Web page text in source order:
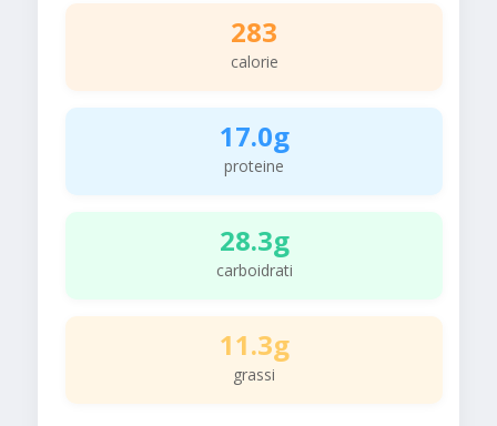
283
calorie
17.0g
proteine
28.3g
carboidrati
11.3g
grassi